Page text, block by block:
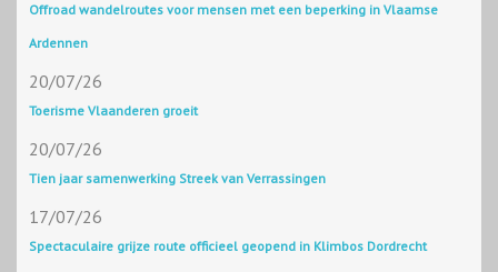
Offroad wandelroutes voor mensen met een beperking in Vlaamse
Ardennen
20/07/26
Toerisme Vlaanderen groeit
20/07/26
Tien jaar samenwerking Streek van Verrassingen
17/07/26
Spectaculaire grijze route officieel geopend in Klimbos Dordrecht